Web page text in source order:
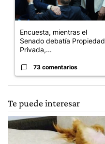
Encuesta, mientras el
Senado debatía Propiedad
Privada,...
73 comentarios